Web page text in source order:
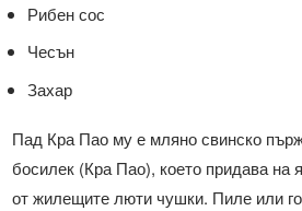
Рибен сос
Чесън
Захар
Пад Кра Пао му е мляно свинско
босилек (Кра Пао), което придава на
от жилещите люти чушки. Пиле или